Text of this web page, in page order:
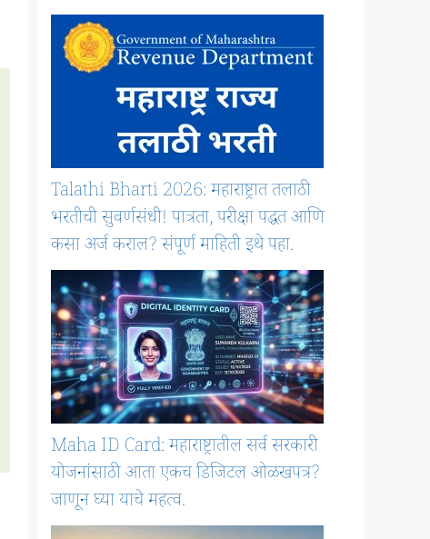
Talathi Bharti 2026: महाराष्ट्रात तलाठी
भरतीची सुवर्णसंधी! पात्रता, परीक्षा पद्धत आणि
कसा अर्ज कराल? संपूर्ण माहिती इथे पहा.
Maha ID Card: महाराष्ट्रातील सर्व सरकारी
योजनांसाठी आता एकच डिजिटल ओळखपत्र?
जाणून घ्या याचे महत्व.